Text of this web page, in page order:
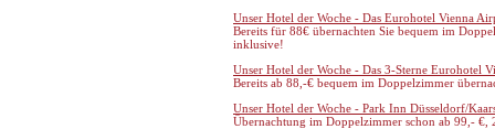
Unser Hotel der Woche - Das Eurohotel Vienna
Bereits für 88€ übernachten Sie bequem im
inklusive!
Unser Hotel der Woche - Das 3-Sterne Eurohotel
Bereits ab 88,-€ bequem im Doppelzimmer
Unser Hotel der Woche - Park Inn Düsseldorf/
Übernachtung im Doppelzimmer schon ab 99,- €